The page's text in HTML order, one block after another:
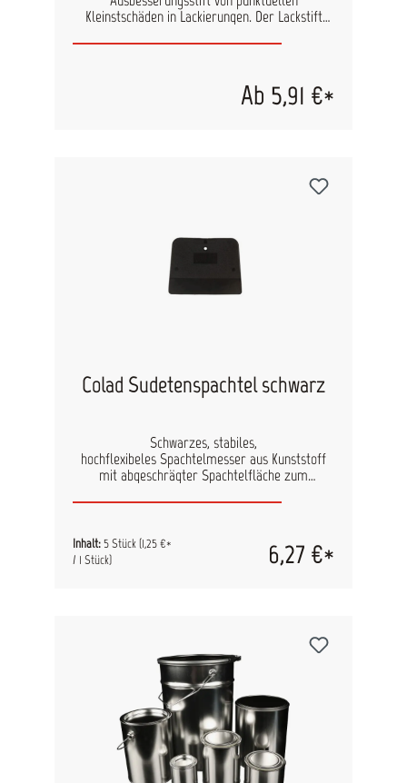
Kleinstschäden in Lackierungen. Der Lackstift
durch die Nadelpitze punktuell aufgetragen
gestrichen werden. Vor der Anwendung sollte die
befüllte Flasche gründlich geschüttelt werden,
Ab 5,91 €*
Colad Sudetenspachtel schwarz
Schwarzes, stabiles,
hochflexibeles Spachtelmesser aus Kunststoff
mit abgeschrägter Spachtelfläche zum
schwarzen, hochflexiblen Spachtelmesser lassen
Der rote Spachtel eigenet sich herrvorangend
zur Spachtelverarbeitung auf ebenen
Inhalt:5 Stück(1,25 €*
/ 1 Stück)
6,27 €*